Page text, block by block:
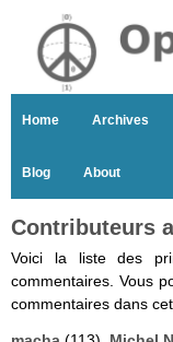
Home Archives
Blog About
Contributeurs
Voici la liste des
commentaires. Vous
commentaires dans